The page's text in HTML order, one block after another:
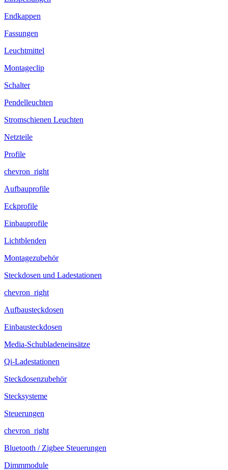
Endkappen
Fassungen
Leuchtmittel
Montageclip
Schalter
Pendelleuchten
Stromschienen Leuchten
Netzteile
Profile
chevron_right
Aufbauprofile
Eckprofile
Einbauprofile
Lichtblenden
Montagezubehör
Steckdosen und Ladestationen
chevron_right
Aufbausteckdosen
Einbausteckdosen
Media-Schubladeneinsätze
Qi-Ladestationen
Steckdosenzubehör
Stecksysteme
Steuerungen
chevron_right
Bluetooth / Zigbee Steuerungen
Dimmmodule